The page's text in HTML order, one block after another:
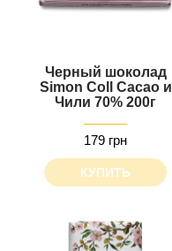
Черный шоколад
Simon Coll Cacao и
Чили 70% 200г
179 грн
КУПИТЬ